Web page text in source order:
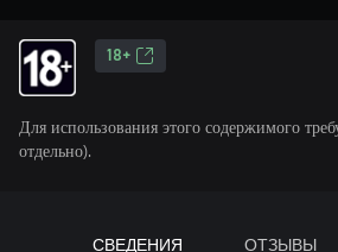
18+
Для использования этого содержимого
отдельно).
СВЕДЕНИЯ ОТЗЫВЫ